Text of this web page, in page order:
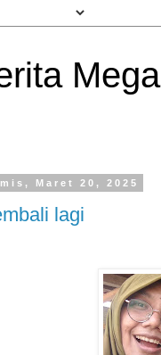
Maret 20, 2025
lagi